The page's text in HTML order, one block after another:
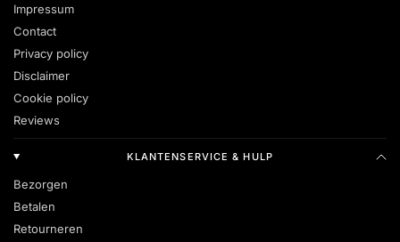
Impressum
Contact
Privacy policy
Disclaimer
Cookie policy
Reviews
KLANTENSERVICE & HULP
Bezorgen
Betalen
Retourneren